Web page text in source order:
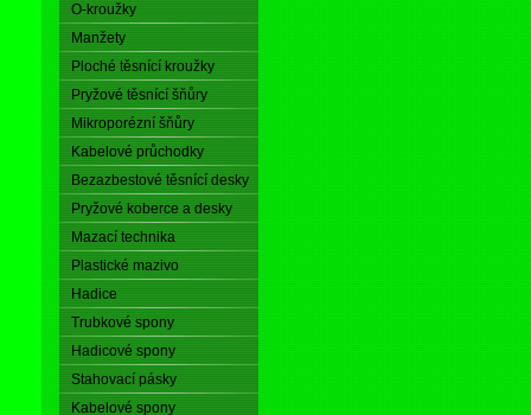
O-kroužky
Manžety
Ploché těsnící kroužky
Pryžové těsnící šňůry
Mikroporézní šňůry
Kabelové průchodky
Bezazbestové těsnící desky
Pryžové koberce a desky
Mazací technika
Plastické mazivo
Hadice
Trubkové spony
Hadicové spony
Stahovací pásky
Kabelové spony